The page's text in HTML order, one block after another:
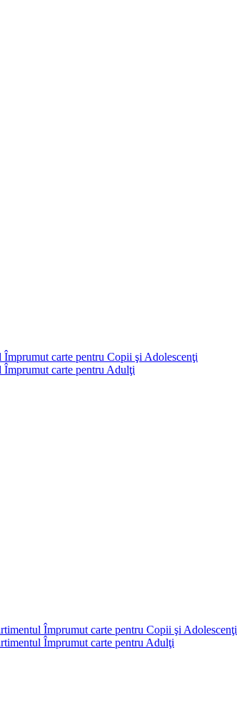
carte pentru Copii şi Adolescenţi
carte pentru Adulţi
Împrumut carte pentru Copii şi Adolescenţi
Împrumut carte pentru Adulţi